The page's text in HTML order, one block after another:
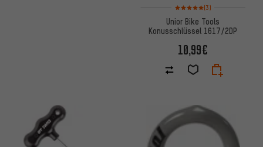
Bewertungen: 5 von 5
(3)
Unior Bike Tools
Konusschlüssel 1617/2DP
10,99€